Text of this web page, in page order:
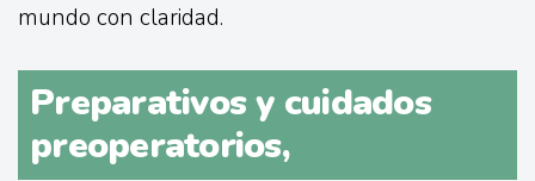
mundo con claridad.
Preparativos y cuidados
preoperatorios,